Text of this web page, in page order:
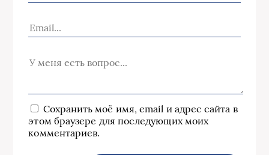
Сохранить моё имя, email и адрес сайта в
этом браузере для последующих моих
комментариев.